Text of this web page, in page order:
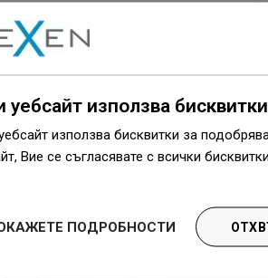
Наличие на стоки
продукти ви чакат в модерен
уебсайт използва бисквитки
използва бисквитки за
Вие се съгласявате с всички
ПОДРОБНОСТИ